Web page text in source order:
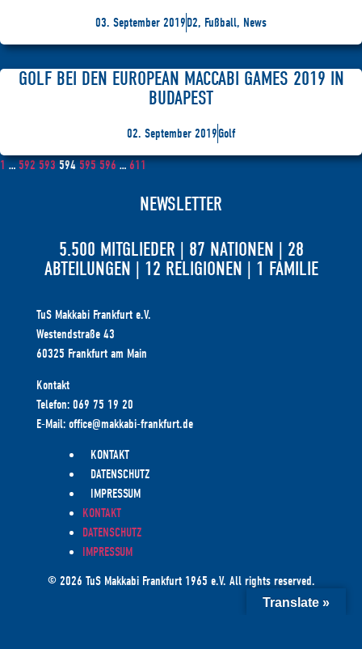
03. September 2019D2, Fußball, News
GOLF BEI DEN EUROPEAN MACCABI GAMES 2019 IN
BUDAPEST
02. September 2019Golf
1 … 592 593 594 595 596 … 611
NEWSLETTER
5.500 MITGLIEDER | 87 NATIONEN | 28
ABTEILUNGEN | 12 RELIGIONEN | 1 FAMILIE
TuS Makkabi Frankfurt e.V.
Westendstraße 43
60325 Frankfurt am Main
Kontakt
Telefon: 069 75 19 20
E-Mail: office@makkabi-frankfurt.de
KONTAKT
DATENSCHUTZ
IMPRESSUM
KONTAKT
DATENSCHUTZ
IMPRESSUM
© 2026 TuS Makkabi Frankfurt 1965 e.V. All rights reserved.
Translate »